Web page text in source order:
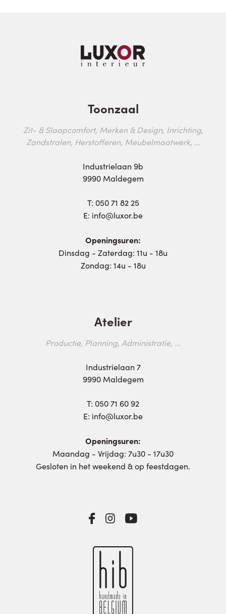
Toonzaal
Zit- & Slaapcomfort, Merken & Design, Inrichting,
Zandstralen, Herstofferen, Meubelmaatwerk, ...
Industrielaan 9b
9990 Maldegem
T: 050 71 82 25
E: info@luxor.be
Openingsuren:
Dinsdag - Zaterdag: 11u - 18u
Zondag: 14u - 18u
Atelier
Productie, Planning, Administratie, ...
Industrielaan 7
9990 Maldegem
T: 050 71 60 92
E: info@luxor.be
Openingsuren:
Maandag - Vrijdag: 7u30 - 17u30
Gesloten in het weekend & op feestdagen.